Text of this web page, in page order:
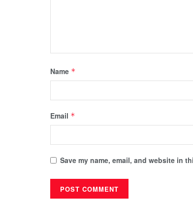
Name *
Email *
Save my name, email, and website in